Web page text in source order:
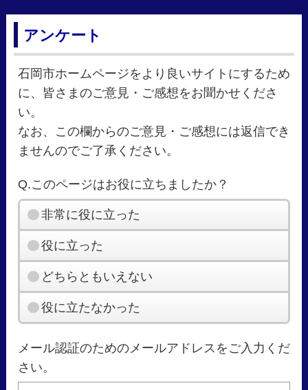
アンケート
石岡市ホームページをより良いサイトにするため
に、皆さまのご意見・ご感想をお聞かせくださ
い。
なお、この欄からのご意見・ご感想には返信でき
ませんのでご了承ください。
Q.このページはお役に立ちましたか？
非常に役に立った
役に立った
どちらともいえない
役に立たなかった
メール認証のためのメールアドレスをご入力くだ
さい。